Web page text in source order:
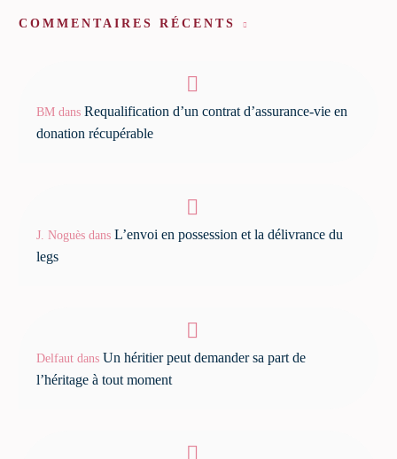
COMMENTAIRES RÉCENTS
BM dans Requalification d’un contrat d’assurance-vie en
donation récupérable
J. Noguès dans L’envoi en possession et la délivrance du
legs
Delfaut dans Un héritier peut demander sa part de
l’héritage à tout moment